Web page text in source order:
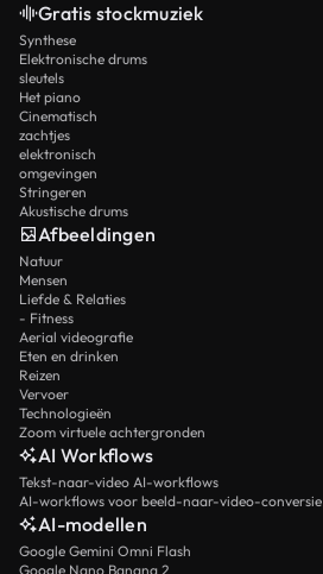
Gratis stockmuziek
Synthese
Elektronische drums
sleutels
Het piano
Cinematisch
zachtjes
elektronisch
omgevingen
Stringeren
Akustische drums
Afbeeldingen
Natuur
Mensen
Liefde & Relaties
- Fitness
Aerial videografie
Eten en drinken
Reizen
Vervoer
Technologieën
Zoom virtuele achtergronden
AI Workflows
Tekst-naar-video AI-workflows
AI-workflows voor beeld-naar-video-conversie
AI-modellen
Google Gemini Omni Flash
Google Nano Banana 2